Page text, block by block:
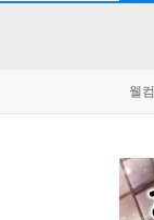
웰컴